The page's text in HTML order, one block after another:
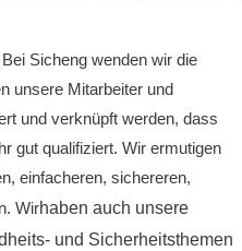
Bei Sicheng wenden wir die
unsere Mitarbeiter und
und verknüpft werden, dass
gut qualifiziert. Wir ermutigen
einfacheren, sichereren,
Wirhaben auch unsere
und Sicherheitsthemen